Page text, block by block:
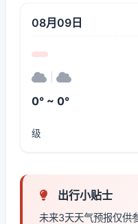
08月09日
0° ~ 0°
级
出行小贴士
未来3天天气预报仅供